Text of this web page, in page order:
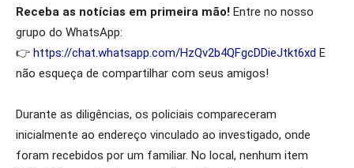
Receba as notícias em primeira mão! Entre no nosso
grupo do WhatsApp:
👉 https://chat.whatsapp.com/HzQv2b4QFgcDDieJtkt6xd E
não esqueça de compartilhar com seus amigos!
Durante as diligências, os policiais compareceram
inicialmente ao endereço vinculado ao investigado, onde
foram recebidos por um familiar. No local, nenhum item